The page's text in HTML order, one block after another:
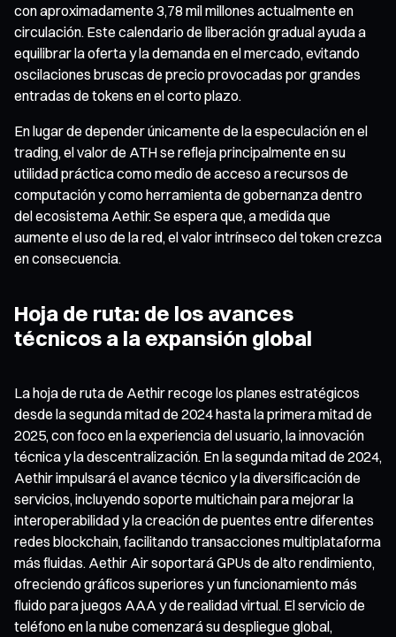
con aproximadamente 3,78 mil millones actualmente en
circulación. Este calendario de liberación gradual ayuda a
equilibrar la oferta y la demanda en el mercado, evitando
oscilaciones bruscas de precio provocadas por grandes
entradas de tokens en el corto plazo.
En lugar de depender únicamente de la especulación en el
trading, el valor de ATH se refleja principalmente en su
utilidad práctica como medio de acceso a recursos de
computación y como herramienta de gobernanza dentro
del ecosistema Aethir. Se espera que, a medida que
aumente el uso de la red, el valor intrínseco del token crezca
en consecuencia.
Hoja de ruta: de los avances
técnicos a la expansión global
La hoja de ruta de Aethir recoge los planes estratégicos
desde la segunda mitad de 2024 hasta la primera mitad de
2025, con foco en la experiencia del usuario, la innovación
técnica y la descentralización. En la segunda mitad de 2024,
Aethir impulsará el avance técnico y la diversificación de
servicios, incluyendo soporte multichain para mejorar la
interoperabilidad y la creación de puentes entre diferentes
redes blockchain, facilitando transacciones multiplataforma
más fluidas. Aethir Air soportará GPUs de alto rendimiento,
ofreciendo gráficos superiores y un funcionamiento más
fluido para juegos AAA y de realidad virtual. El servicio de
teléfono en la nube comenzará su despliegue global,